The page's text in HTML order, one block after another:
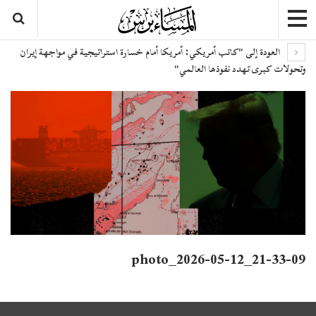
العودة إلى "كاتب أمريكي: أمريكا أمام خسارة استراتيجية في مواجهة إيران
وتحولات كبرى تهدد نفوذها العالمي"
photo_2026-05-12_21-33-09